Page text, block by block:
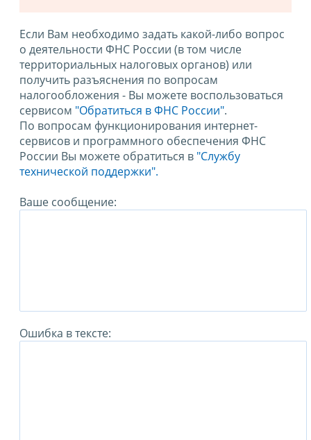
Если Вам необходимо задать какой-либо вопрос
о деятельности ФНС России (в том числе
территориальных налоговых органов) или
получить разъяснения по вопросам
налогообложения - Вы можете воспользоваться
сервисом "Обратиться в ФНС России".
По вопросам функционирования интернет-
сервисов и программного обеспечения ФНС
России Вы можете обратиться в "Службу
технической поддержки".
Ваше сообщение:
Ошибка в тексте: